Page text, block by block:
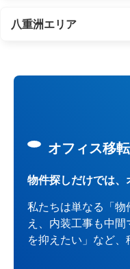
八重洲エリア
オフィス移
物件探しだけでは、
私たちは単なる「物
え、内装工事も中
を抑えたい」など